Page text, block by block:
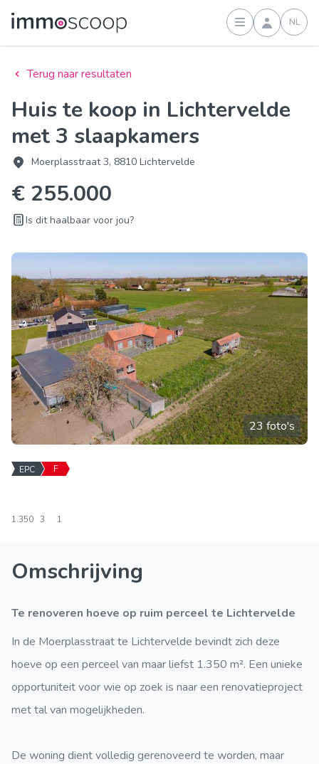
Inloggen
NL
Terug naar resultaten
Huis te koop in Lichtervelde
met 3 slaapkamers
Moerplasstraat 3, 8810 Lichtervelde
€ 255.000
Is dit haalbaar voor jou?
23 foto's
EPC F
1.350 3 1
Omschrijving
Te renoveren hoeve op ruim perceel te Lichtervelde
In de Moerplasstraat te Lichtervelde bevindt zich deze
hoeve op een perceel van maar liefst 1.350 m². Een unieke
opportuniteit voor wie op zoek is naar een renovatieproject
met tal van mogelijkheden.
De woning dient volledig gerenoveerd te worden, maar